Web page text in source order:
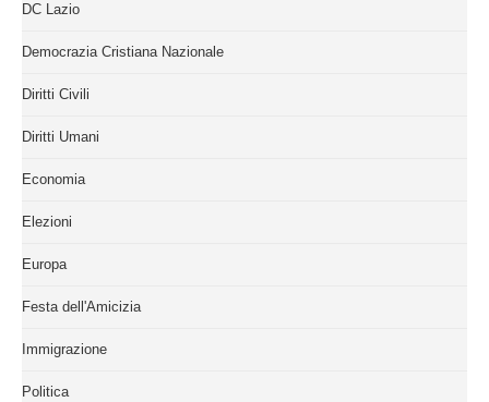
DC Lazio
Democrazia Cristiana Nazionale
Diritti Civili
Diritti Umani
Economia
Elezioni
Europa
Festa dell'Amicizia
Immigrazione
Politica